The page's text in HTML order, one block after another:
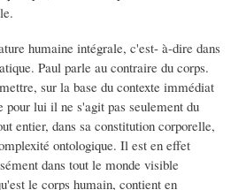
humaine intégrale, c'est- à-dire dans
Paul parle au contraire du corps.
sur la base du contexte immédiat
pour lui il ne s'agit pas seulement du
entier, dans sa constitution corporelle,
ontologique. Il est en effet
dans tout le monde visible
le corps humain, contient en